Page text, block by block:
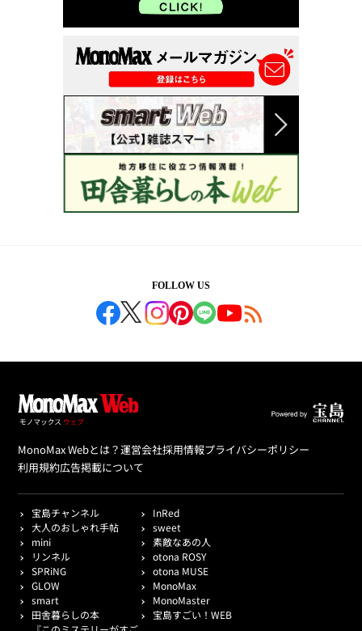
FOLLOW US
MonoMax Webとは？運営会社採用情報プライバシーポリシー
利用規約広告掲載について
宝島チャンネル
InRed
大人のおしゃれ手帖
sweet
mini
素敵なあの人
リンネル
otona ROSY
SPRiNG
otona MUSE
GLOW
MonoMax
smart
MonoMaster
田舎暮らしの本
宝島すごい！WEB